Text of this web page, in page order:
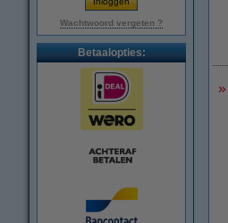
Wachtwoord vergeten ?
Betaalopties: